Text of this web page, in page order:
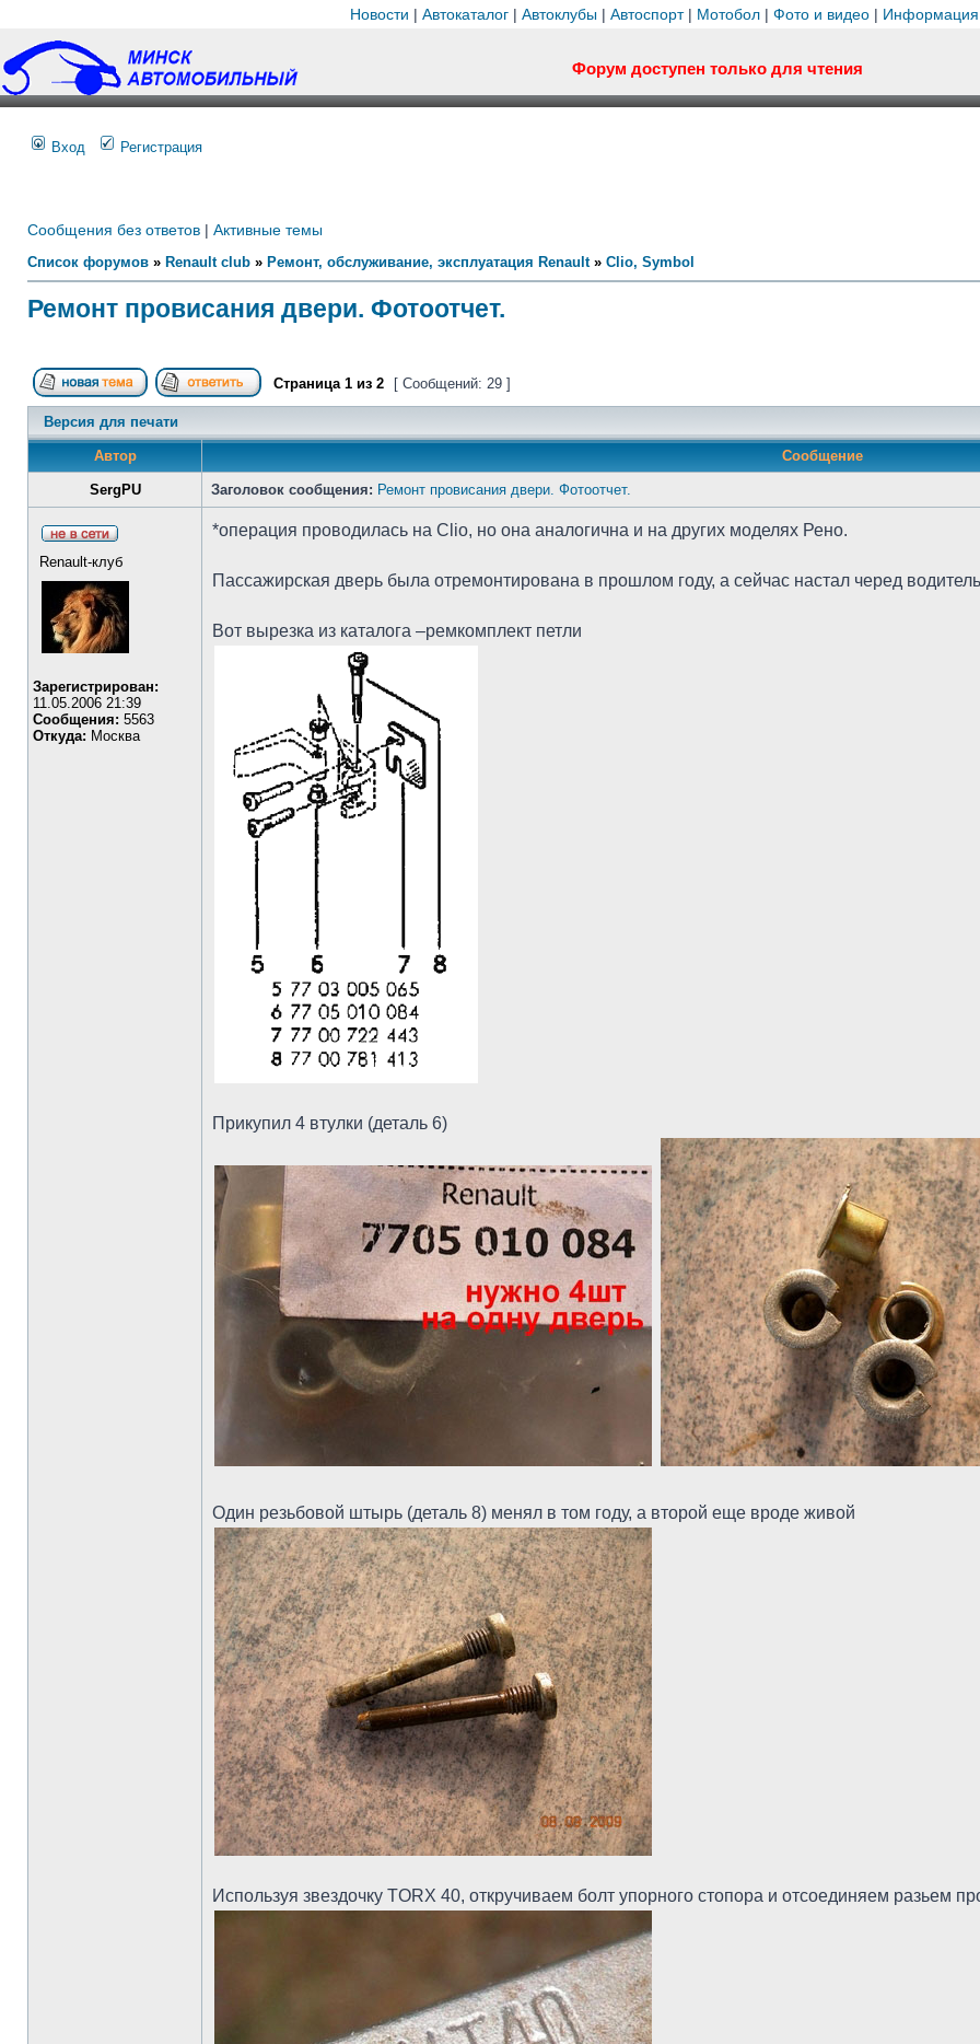
Новости | Автокаталог| Автоклубы| Автоспорт| Мотобол| Фото и видео|
Форум доступен только для чтения
Вход Регистрация
Сообщения без ответов | Активные темы
Список форумов » Renault club » Ремонт, обслуживание, эксплуатация Renault» Clio, Symbol
Ремонт провисания двери. Фотоотчет.
Страница 1 из 2 [ Сообщений: 29 ]
Версия для печати
Автор Сообщение
SergPU Заголовок сообщения: Ремонт провисания двери. Фотоотчет.
Renault-клуб
Зарегистрирован:
11.05.2006 21:39
Сообщения: 5563
Откуда: Москва
*операция проводилась на Clio, но она аналогична и на других моделях Рено.
Пассажирская дверь была отремонтирована в прошлом году, а сейчас настал черед
Вот вырезка из каталога –ремкомплект петли
Прикупил 4 втулки (деталь 6)
Один резьбовой штырь (деталь 8) менял в том году, а второй еще вроде живой
Используя звездочку TORX 40, откручиваем болт упорного стопора и отсоединяем разьем